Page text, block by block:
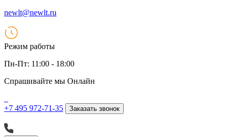
newlt@newlt.ru
Режим работы
Пн-Пт: 11:00 - 18:00
Спрашивайте мы Онлайн
+7 495 972-71-35 Заказать звонок